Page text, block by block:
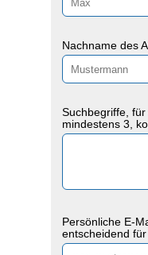
Nachname des
Suchbegriffe,
mindestens 3,
Persönliche E-
entscheidend